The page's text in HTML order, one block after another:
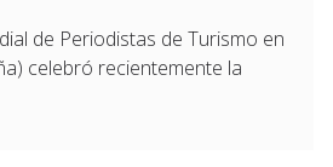
de Periodistas de Turismo en
celebró recientemente la